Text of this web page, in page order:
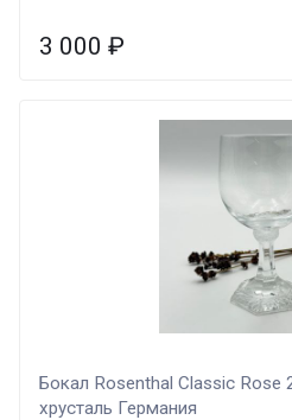
3 000 ₽
Бокал Rosenthal Classic Rose
хрусталь Германия